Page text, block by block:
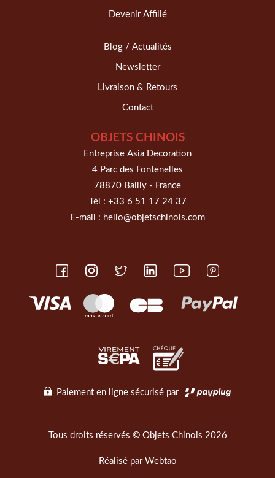
Devenir Affilié
Blog / Actualités
Newsletter
Livraison & Retours
Contact
OBJETS CHINOIS
Entreprise Asia Decoration
4 Parc des Fontenelles
78870 Bailly - France
Tél : +33 6 51 17 24 37
E-mail : hello@objetschinois.com
Paiement en ligne sécurisé par
Tous droits réservés © Objets Chinois 2026
Réalisé par Webtao